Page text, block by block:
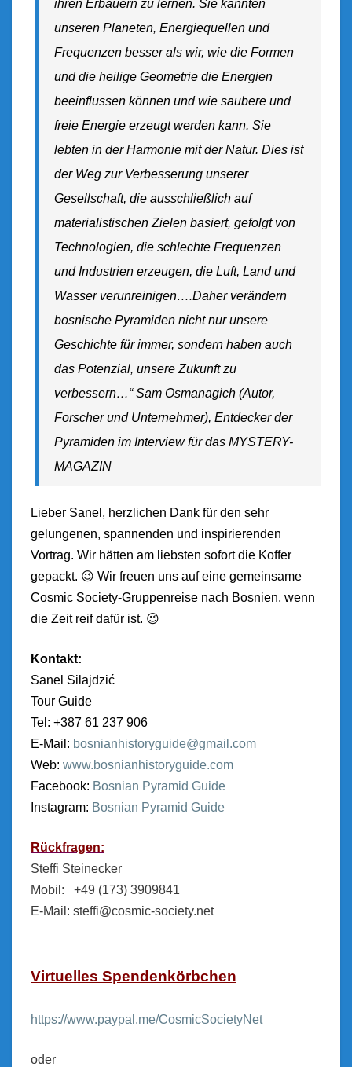
ihren Erbauern zu lernen. Sie kannten
unseren Planeten, Energiequellen und
Frequenzen besser als wir, wie die Formen
und die heilige Geometrie die Energien
beeinflussen können und wie saubere und
freie Energie erzeugt werden kann. Sie
lebten in der Harmonie mit der Natur. Dies ist
der Weg zur Verbesserung unserer
Gesellschaft, die ausschließlich auf
materialistischen Zielen basiert, gefolgt von
Technologien, die schlechte Frequenzen
und Industrien erzeugen, die Luft, Land und
Wasser verunreinigen….Daher verändern
bosnische Pyramiden nicht nur unsere
Geschichte für immer, sondern haben auch
das Potenzial, unsere Zukunft zu
verbessern…“Sam Osmanagich (Autor,
Forscher und Unternehmer), Entdecker der
Pyramiden im Interview für das MYSTERY-
MAGAZIN
Lieber Sanel, herzlichen Dank für den sehr
gelungenen, spannenden und inspirierenden
Vortrag. Wir hätten am liebsten sofort die Koffer
gepackt. 😉 Wir freuen uns auf eine gemeinsame
Cosmic Society-Gruppenreise nach Bosnien, wenn
die Zeit reif dafür ist. 😉
Kontakt:
Sanel Silajdzić
Tour Guide
Tel: +387 61 237 906
E-Mail: bosnianhistoryguide@gmail.com
Web: www.bosnianhistoryguide.com
Facebook: Bosnian Pyramid Guide
Instagram: Bosnian Pyramid Guide
Rückfragen:
Steffi Steinecker
Mobil: +49 (173) 3909841
E-Mail: steffi@cosmic-society.net
Virtuelles Spendenkörbchen
https://www.paypal.me/CosmicSocietyNet
oder